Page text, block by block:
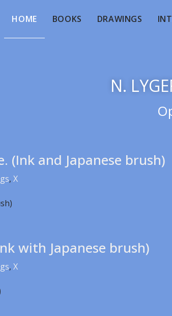
HOME BOOKS DRAWINGS
N.
(Ink and Japanese brush)
, X
with Japanese brush)
, X